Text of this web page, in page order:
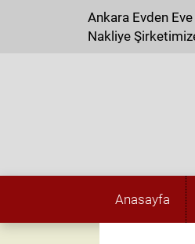
Ankara Evden
Nakliye
Anasayfa